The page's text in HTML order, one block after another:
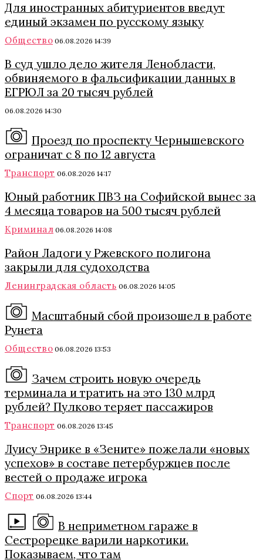
Для иностранных абитуриентов введут
единый экзамен по русскому языку
Общество 06.08.2026 14:39
В суд ушло дело жителя Ленобласти,
обвиняемого в фальсификации данных в
ЕГРЮЛ за 20 тысяч рублей
06.08.2026 14:30
Проезд по проспекту Чернышевского
ограничат с 8 по 12 августа
Транспорт 06.08.2026 14:17
Юный работник ПВЗ на Софийской вынес за
4 месяца товаров на 500 тысяч рублей
Криминал 06.08.2026 14:08
Район Ладоги у Ржевского полигона
закрыли для судоходства
Ленинградская область 06.08.2026 14:05
Масштабный сбой произошел в работе
Рунета
Общество 06.08.2026 13:53
Зачем строить новую очередь
терминала и тратить на это 130 млрд
рублей? Пулково теряет пассажиров
Транспорт 06.08.2026 13:45
Луису Энрике в «Зените» пожелали «новых
успехов» в составе петербуржцев после
вестей о продаже игрока
Спорт 06.08.2026 13:44
В неприметном гараже в
Сестрорецке варили наркотики.
Показываем, что там